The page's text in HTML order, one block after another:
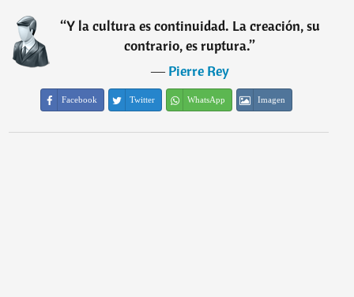
“Y la cultura es continuidad. La creación, su
contrario, es ruptura.”
―Pierre Rey
Facebook Twitter WhatsApp Imagen